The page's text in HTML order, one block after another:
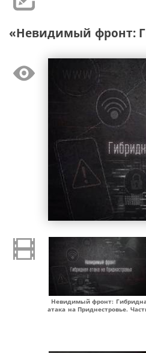
«Невидимый фронт:
Невидимый фронт:
атака на Приднестровье.